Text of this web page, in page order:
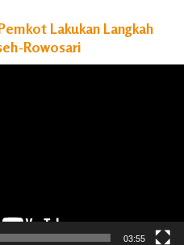
Lakukan Langkah
Rowosari
03:55